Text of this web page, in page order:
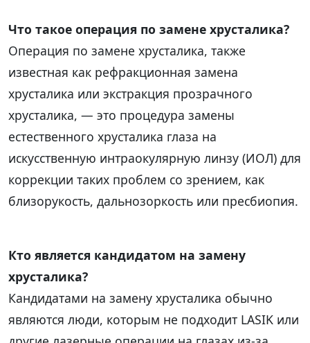
Что такое операция по замене хрусталика?
Операция по замене хрусталика, также
известная как рефракционная замена
хрусталика или экстракция прозрачного
хрусталика, — это процедура замены
естественного хрусталика глаза на
искусственную интраокулярную линзу (ИОЛ) для
коррекции таких проблем со зрением, как
близорукость, дальнозоркость или пресбиопия.
Кто является кандидатом на замену
хрусталика?
Кандидатами на замену хрусталика обычно
являются люди, которым не подходит LASIK или